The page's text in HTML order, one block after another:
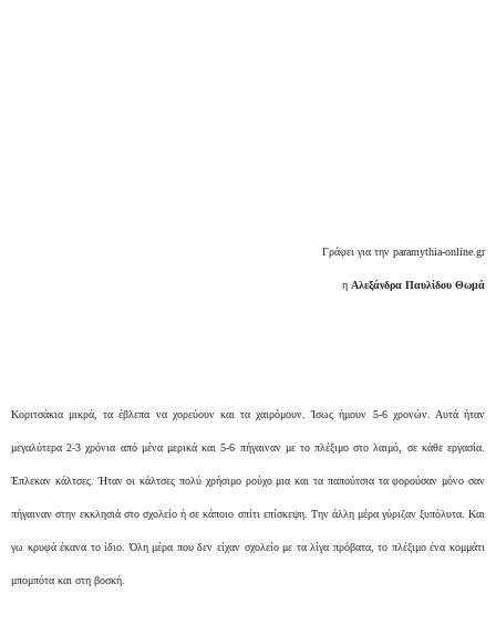
Γράφει για την paramythia-online.gr
η Αλεξάνδρα Παυλίδου Θωμά
Κοριτσάκια μικρά, τα έβλεπα να χορεύουν και τα χαιρόμουν. Ίσως ήμουν 5-6 χρονών. Αυτά ήταν
μεγαλύτερα 2-3 χρόνια από μένα μερικά και 5-6 πήγαιναν με το πλέξιμο στο λαιμό, σε κάθε εργασία.
Έπλεκαν κάλτσες. Ήταν οι κάλτσες πολύ χρήσιμο ρούχο μια και τα παπούτσια τα φορούσαν μόνο σαν
πήγαιναν στην εκκλησιά στο σχολείο ή σε κάποιο σπίτι επίσκεψη. Την άλλη μέρα γύριζαν ξυπόλυτα. Και
γω κρυφά έκανα το ίδιο. Όλη μέρα που δεν είχαν σχολείο με τα λίγα πρόβατα, το πλέξιμο ένα κομμάτι
μπομπότα και στη βοσκή.